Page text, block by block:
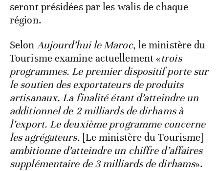
seront présidées par les walis de chaque
région.
SelonAujourd’hui le Maroc, le ministère du
Tourisme examine actuellement «trois
programmes. Le premier dispositif porte sur
le soutien des exportateurs de produits
artisanaux. La finalité étant d’atteindre un
additionnel de 2 milliards de dirhams à
l’export. Le deuxième programme concerne
les agrégateurs. [Le ministère du Tourisme]
ambitionne d’atteindre un chiffre d’affaires
supplémentaire de 3 milliards de dirhams».